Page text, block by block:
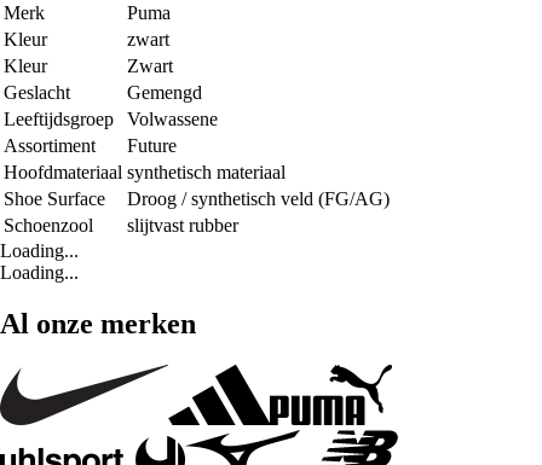
Merk
Puma
Kleur
zwart
Kleur
Zwart
Geslacht
Gemengd
Leeftijdsgroep
Volwassene
Assortiment
Future
Hoofdmateriaal synthetisch materiaal
Shoe Surface
Droog / synthetisch veld (FG/AG)
Schoenzool
slijtvast rubber
Loading...
Loading...
Al onze merken